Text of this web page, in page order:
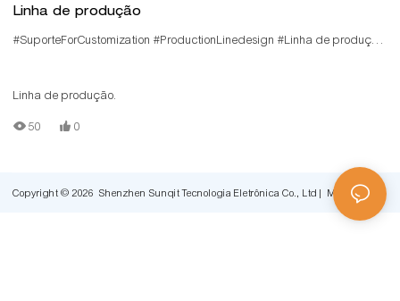
Linha de produção
#SuporteForCustomization #ProductionLinedesign #Linha de produção
Linha de produção.
50 0
Copyright © 2026 Shenzhen Sunqit Tecnologia Eletrônica Co., Ltd | Mapa do site